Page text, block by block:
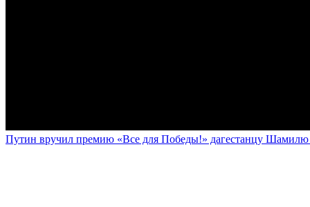
Путин вручил премию «Все для Победы!» дагестанцу Шамилю